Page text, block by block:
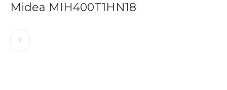
Midea MIH400T1HN18